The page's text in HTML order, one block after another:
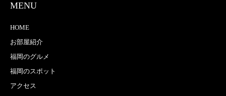
MENU
HOME
お部屋紹介
福岡のグルメ
福岡のスポット
アクセス